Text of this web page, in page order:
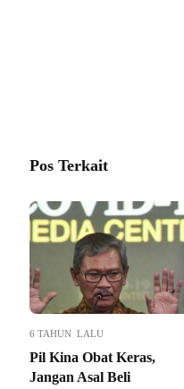
Pos Terkait
6 TAHUN LALU
Pil Kina Obat Keras,
Jangan Asal Beli